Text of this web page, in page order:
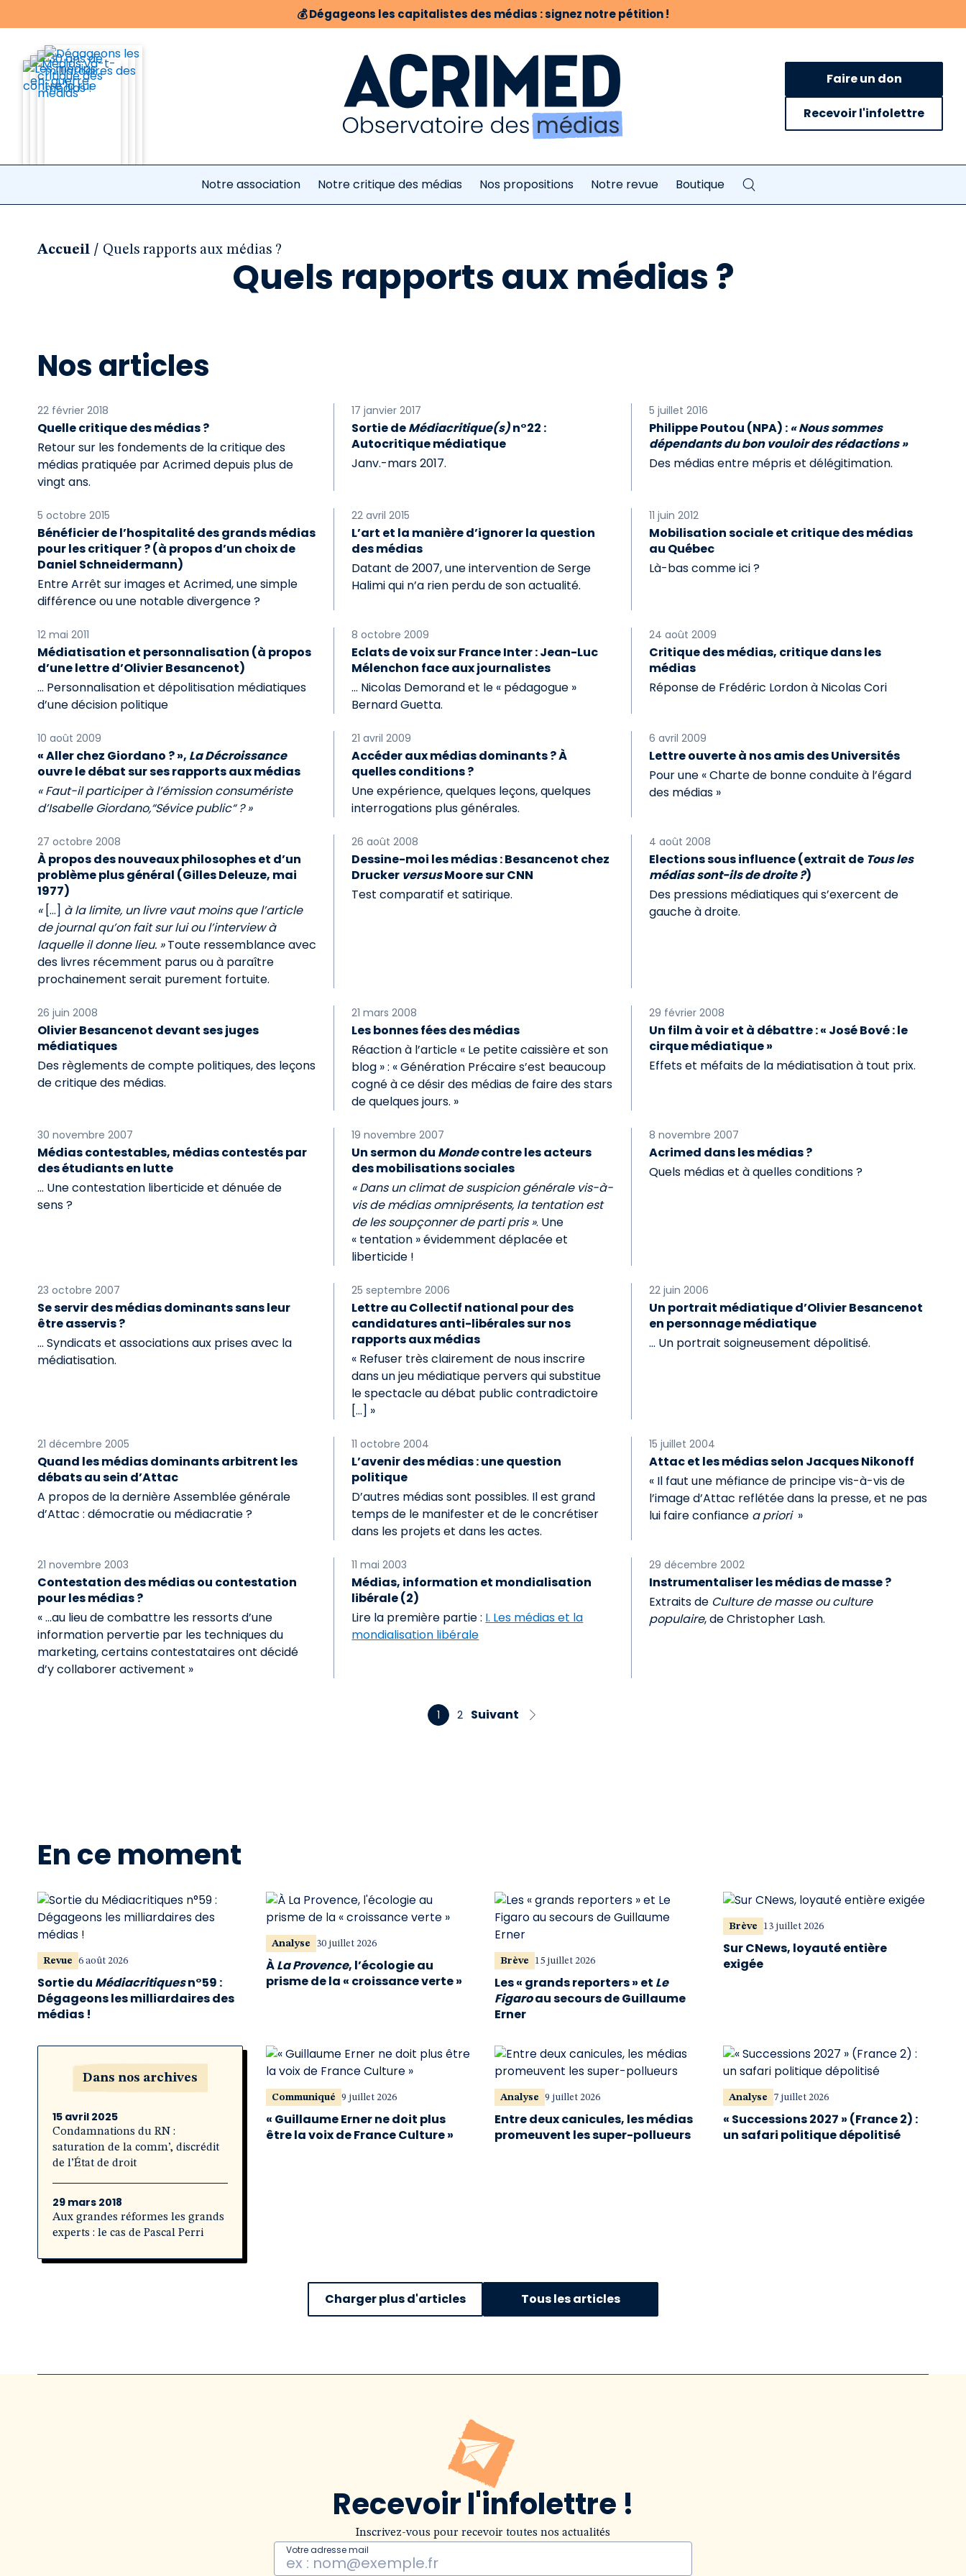
💰Dégageons les capitalistes des médias : signez notre pétition !
Faire un don
Recevoir l'infolettre
Notre association Notre critique des médias Nos propositions Notre revue Boutique
Accueil / Quels rapports aux médias ?
Quels rapports aux médias ?
Nos articles
22 février 2018
Quelle critique des médias ?
Retour sur les fondements de la critique des
médias pratiquée par Acrimed depuis plus de
vingt ans.
17 janvier 2017
Sortie deMédiacritique(s)n°22 :
Autocritique médiatique
Janv.-mars 2017.
5 juillet 2016
Philippe Poutou (NPA) : « Nous sommes
dépendants du bon vouloir des rédactions »
Des médias entre mépris et délégitimation.
5 octobre 2015
Bénéficier de l’hospitalité des grands médias
pour les critiquer ? (à propos d’un choix de
Daniel Schneidermann)
Entre Arrêt sur images et Acrimed, une simple
différence ou une notable divergence ?
22 avril 2015
L’art et la manière d’ignorer la question
des médias
Datant de 2007, une intervention de Serge
Halimi qui n’a rien perdu de son actualité.
11 juin 2012
Mobilisation sociale et critique des médias
au Québec
Là-bas comme ici ?
12 mai 2011
Médiatisation et personnalisation (à propos
d’une lettre d’Olivier Besancenot)
… Personnalisation et dépolitisation médiatiques
d’une décision politique
8 octobre 2009
Eclats de voix sur France Inter : Jean-Luc
Mélenchon face aux journalistes
… Nicolas Demorand et le « pédagogue »
Bernard Guetta.
24 août 2009
Critique des médias, critique dans les
médias
Réponse de Frédéric Lordon à Nicolas Cori
10 août 2009
« Aller chez Giordano ? », La Décroissance
ouvre le débat sur ses rapports aux médias
« Faut-il participer à l’émission consumériste
d’Isabelle Giordano,“Sévice public“ ? »
21 avril 2009
Accéder aux médias dominants ? À
quelles conditions ?
Une expérience, quelques leçons, quelques
interrogations plus générales.
6 avril 2009
Lettre ouverte à nos amis des Universités
Pour une « Charte de bonne conduite à l’égard
des médias »
27 octobre 2008
À propos des nouveaux philosophes et d’un
problème plus général (Gilles Deleuze, mai
1977)
« […] à la limite, un livre vaut moins que l’article
de journal qu’on fait sur lui ou l’interview à
laquelle il donne lieu. »Toute ressemblance avec
des livres récemment parus ou à paraître
prochainement serait purement fortuite.
26 août 2008
Dessine-moi les médias : Besancenot chez
Drucker versusMoore sur CNN
Test comparatif et satirique.
4 août 2008
Elections sous influence (extrait de Tous les
médias sont-ils de droite ?)
Des pressions médiatiques qui s’exercent de
gauche à droite.
26 juin 2008
Olivier Besancenot devant ses juges
médiatiques
Des règlements de compte politiques, des leçons
de critique des médias.
21 mars 2008
Les bonnes fées des médias
Réaction à l’article « Le petite caissière et son
blog » : « Génération Précaire s’est beaucoup
cogné à ce désir des médias de faire des stars
de quelques jours. »
29 février 2008
Un film à voir et à débattre : « José Bové : le
cirque médiatique »
Effets et méfaits de la médiatisation à tout prix.
30 novembre 2007
Médias contestables, médias contestés par
des étudiants en lutte
… Une contestation liberticide et dénuée de
sens ?
19 novembre 2007
Un sermon du Mondecontre les acteurs
des mobilisations sociales
« Dans un climat de suspicion générale vis-à-
vis de médias omniprésents, la tentation est
de les soupçonner de parti pris ». Une
« tentation » évidemment déplacée et
liberticide !
8 novembre 2007
Acrimed dans les médias ?
Quels médias et à quelles conditions ?
23 octobre 2007
Se servir des médias dominants sans leur
être asservis ?
… Syndicats et associations aux prises avec la
médiatisation.
25 septembre 2006
Lettre au Collectif national pour des
candidatures anti-libérales sur nos
rapports aux médias
« Refuser très clairement de nous inscrire
dans un jeu médiatique pervers qui substitue
le spectacle au débat public contradictoire
[...] »
22 juin 2006
Un portrait médiatique d’Olivier Besancenot
en personnage médiatique
... Un portrait soigneusement dépolitisé.
21 décembre 2005
Quand les médias dominants arbitrent les
débats au sein d’Attac
A propos de la dernière Assemblée générale
d’Attac : démocratie ou médiacratie ?
11 octobre 2004
L’avenir des médias : une question
politique
D’autres médias sont possibles. Il est grand
temps de le manifester et de le concrétiser
dans les projets et dans les actes.
15 juillet 2004
Attac et les médias selon Jacques Nikonoff
« Il faut une méfiance de principe vis-à-vis de
l’image d’Attac reflétée dans la presse, et ne pas
lui faire confiance a priori »
21 novembre 2003
Contestation des médias ou contestation
pour les médias ?
« ...au lieu de combattre les ressorts d’une
information pervertie par les techniques du
marketing, certains contestataires ont décidé
d’y collaborer activement »
11 mai 2003
Médias, information et mondialisation
libérale (2)
Lire la première partie : I. Les médias et la
mondialisation libérale
29 décembre 2002
Instrumentaliser les médias de masse ?
Extraits de Culture de masse ou culture
populaire, de Christopher Lash.
1 2 Suivant
En ce moment
Revue 6 août 2026
Sortie du Médiacritiquesn°59 :
Dégageons les milliardaires des
médias !
Analyse 30 juillet 2026
ÀLa Provence, l’écologie au
prisme de la « croissance verte »
Brève 15 juillet 2026
Les « grands reporters » et Le
Figaroau secours de Guillaume
Erner
Brève 13 juillet 2026
Sur CNews, loyauté entière
exigée
Dans nos archives
15 avril 2025
Condamnations du RN :
saturation de la comm’, discrédit
de l’État de droit
29 mars 2018
Aux grandes réformes les grands
experts : le cas de Pascal Perri
Communiqué 9 juillet 2026
« Guillaume Erner ne doit plus
être la voix de France Culture »
Analyse 9 juillet 2026
Entre deux canicules, les médias
promeuvent les super-pollueurs
Analyse 7 juillet 2026
« Successions 2027 » (France 2) :
un safari politique dépolitisé
Charger plus d'articles Tous les articles
Recevoir l'infolettre !
Inscrivez-vous pour recevoir toutes nos actualités
Votre adresse mail